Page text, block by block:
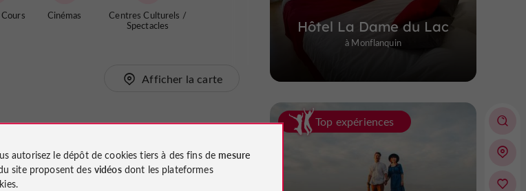
Cinémas
Centres Culturels /
Spectacles
Afficher la carte
Hôtel La Dame du Lac
à Monflanquin
Top expériences
autorisez le dépôt de cookies tiers à des fins de mesure
site proposent desvidéosdont les plateformes